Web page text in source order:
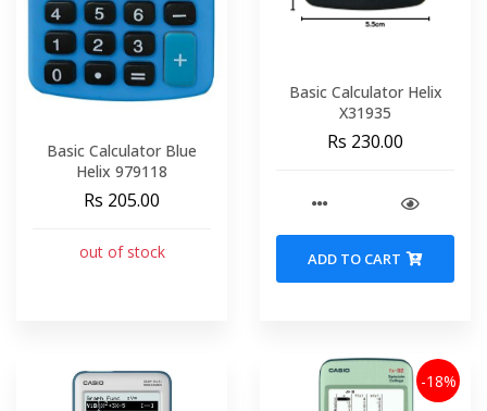
Basic Calculator Blue
Helix 979118
Rs 205.00
out of stock
Basic Calculator Helix
X31935
Rs 230.00
ADD TO CART
-18%